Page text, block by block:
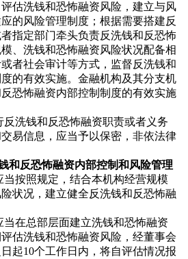
估洗钱和恐怖融资风险，建立与风
的风险管理制度；根据需要搭建反
指定部门牵头负责反洗钱和反恐怖
、洗钱和恐怖融资风险状况配备相
者社会审计等方式，监督反洗钱和
的有效实施。金融机构及其分支机
恐怖融资内部控制制度的有效实施
反洗钱和反恐怖融资职责或者义务
易信息，应当予以保密，非依法律
和反恐怖融资内部控制和风险管理
当按照规定，结合本机构经营规模
状况，建立健全反洗钱和反恐怖融
当在总部层面建立洗钱和恐怖融资
估洗钱和恐怖融资风险，经董事会
起10个工作日内，将自评估情况报